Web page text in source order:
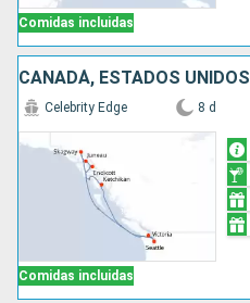
Comidas incluidas
CANADÁ, ESTADOS UNIDOS
Comidas incluidas
Celebrity Edge 8 d